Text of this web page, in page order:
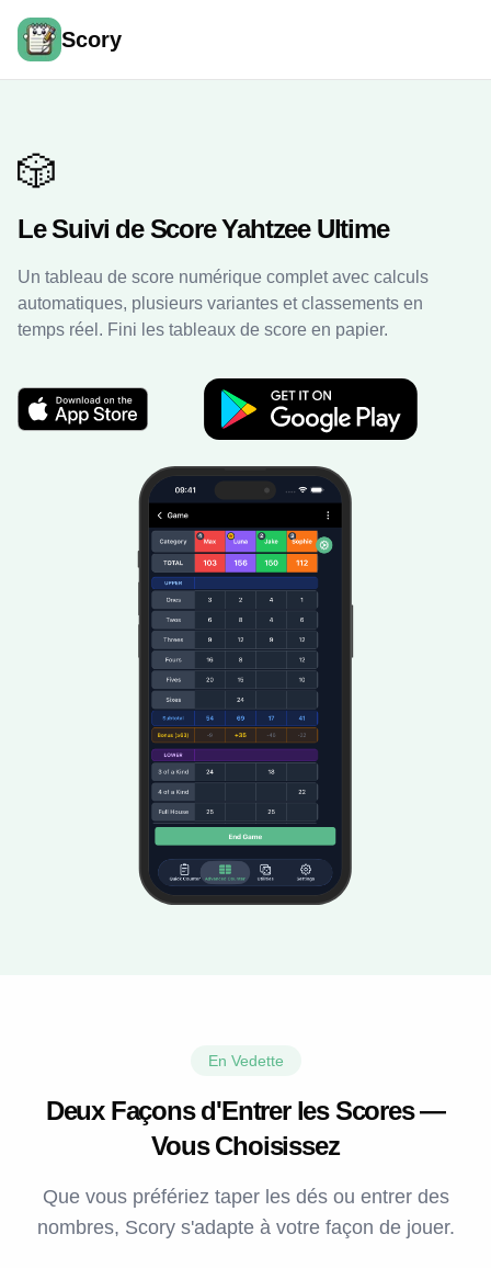
Scory
🎲
Le Suivi de Score Yahtzee Ultime
Un tableau de score numérique complet avec calculs
automatiques, plusieurs variantes et classements en
temps réel. Fini les tableaux de score en papier.
En Vedette
Deux Façons d'Entrer les Scores —
Vous Choisissez
Que vous préfériez taper les dés ou entrer des
nombres, Scory s'adapte à votre façon de jouer.